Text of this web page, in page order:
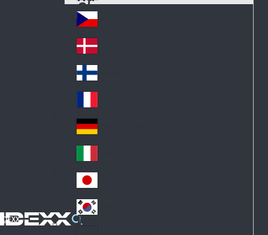
IDEXX
da
Ch
in
a
Cz
ec
h
De
n
m
ar
k
Fi
nl
an
d
Fr
an
ce
Ge
rm
an
y
Ita
ly
Ja
pa
n
Ko